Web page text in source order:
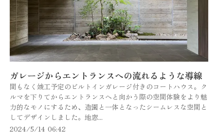
ガレージからエントランスへの流れるような導線
間もなく竣工予定のビルトインガレージ付きのコートハウス。ク
ルマを下りてからエントランスへと向かう際の空間体験をより魅
力的なモノにするため、造園と一体となったシームレスな空間と
してデザインしました。地窓...
2024/5/14 06:42